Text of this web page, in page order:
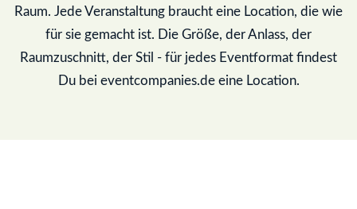
Raum. Jede Veranstaltung braucht eine Location, die wie
für sie gemacht ist. Die Größe, der Anlass, der
Raumzuschnitt, der Stil - für jedes Eventformat findest
Du bei eventcompanies.de eine Location.